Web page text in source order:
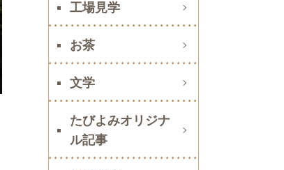
工場見学
お茶
文学
たびよみオリジナ
ル記事